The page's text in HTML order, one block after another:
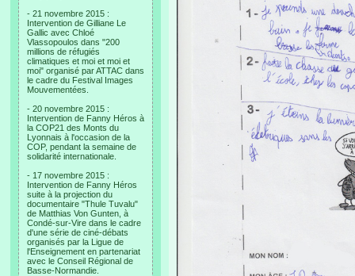
- 21 novembre 2015 :
Intervention de Gilliane Le
Gallic avec Chloé
Vlassopoulos dans "200
millions de réfugiés
climatiques et moi et moi et
moi" organisé par ATTAC dans
le cadre du Festival Images
Mouvementées.
- 20 novembre 2015 :
Intervention de Fanny Héros à
la COP21 des Monts du
Lyonnais à l'occasion de la
COP, pendant la semaine de
solidarité internationale.
- 17 novembre 2015 :
Intervention de Fanny Héros
suite à la projection du
documentaire "Thule Tuvalu"
de Matthias Von Gunten, à
Condé-sur-Vire dans le cadre
d'une série de ciné-débats
organisés par la Ligue de
l'Enseignement en partenariat
avec le Conseil Régional de
Basse-Normandie.